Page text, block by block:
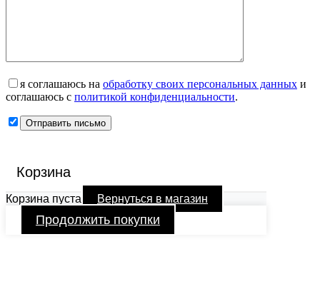
я соглашаюсь на обработку своих персональных данных и
соглашаюсь с политикой конфиденциальности.
Корзина
Корзина пуста Вернуться в магазин
Продолжить покупки